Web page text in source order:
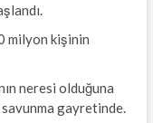
milyon kişinin
neresi olduğuna
gayretinde.